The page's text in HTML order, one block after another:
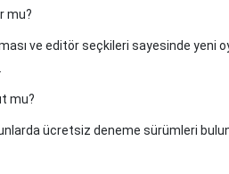
mu?
ve editör seçkileri sayesinde yeni
mu?
ücretsiz deneme sürümleri